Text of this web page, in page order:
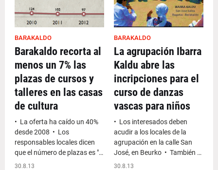
BARAKALDO
Barakaldo recorta al
menos un 7% las
plazas de cursos y
talleres en las casas
de cultura
• La oferta ha caído un 40%
desde 2008 • Los
responsables locales dicen
que el número de plazas es "…
30.8.13
BARAKALDO
La agrupación Ibarra
Kaldu abre las
incripciones para el
curso de danzas
vascas para niños
• Los interesados deben
acudir a los locales de la
agrupación en la calle San
José, en Beurko • También …
30.8.13